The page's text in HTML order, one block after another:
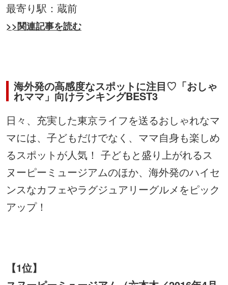
最寄り駅：蔵前
>>関連記事を読む
海外発の高感度なスポットに注目♡「おしゃ
れママ」向けランキングBEST3
日々、充実した東京ライフを送るおしゃれなマ
マには、子どもだけでなく、ママ自身も楽しめ
るスポットが人気！ 子どもと盛り上がれるス
ヌーピーミュージアムのほか、海外発のハイセ
ンスなカフェやラグジュアリーグルメをピック
アップ！
【1位】